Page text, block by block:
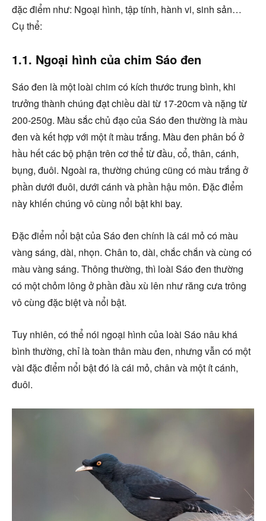
đặc điểm như: Ngoại hình, tập tính, hành vi, sinh sản…
Cụ thể:
1.1. Ngoại hình của chim Sáo đen
Sáo đen là một loài chim có kích thước trung bình, khi
trưởng thành chúng đạt chiều dài từ 17-20cm và nặng từ
200-250g. Màu sắc chủ đạo của Sáo đen thường là màu
đen và kết hợp với một ít màu trắng. Màu đen phân bố ở
hầu hết các bộ phận trên cơ thể từ đầu, cổ, thân, cánh,
bụng, đuôi. Ngoài ra, thường chúng cũng có màu trắng ở
phần dưới đuôi, dưới cánh và phần hậu môn. Đặc điểm
này khiến chúng vô cùng nổi bật khi bay.
Đặc điểm nổi bật của Sáo đen chính là cái mỏ có màu
vàng sáng, dài, nhọn. Chân to, dài, chắc chắn và cùng có
màu vàng sáng. Thông thường, thì loài Sáo đen thường
có một chỏm lông ở phần đầu xù lên như răng cưa trông
vô cùng đặc biệt và nổi bật.
Tuy nhiên, có thể nói ngoại hình của loài Sáo nâu khá
bình thường, chỉ là toàn thân màu đen, nhưng vẫn có một
vài đặc điểm nổi bật đó là cái mỏ, chân và một ít cánh,
đuôi.